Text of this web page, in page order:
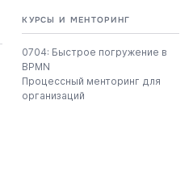
КУРСЫ И МЕНТОРИНГ
0704: Быстрое погружение в
BPMN
Процессный менторинг для
организаций